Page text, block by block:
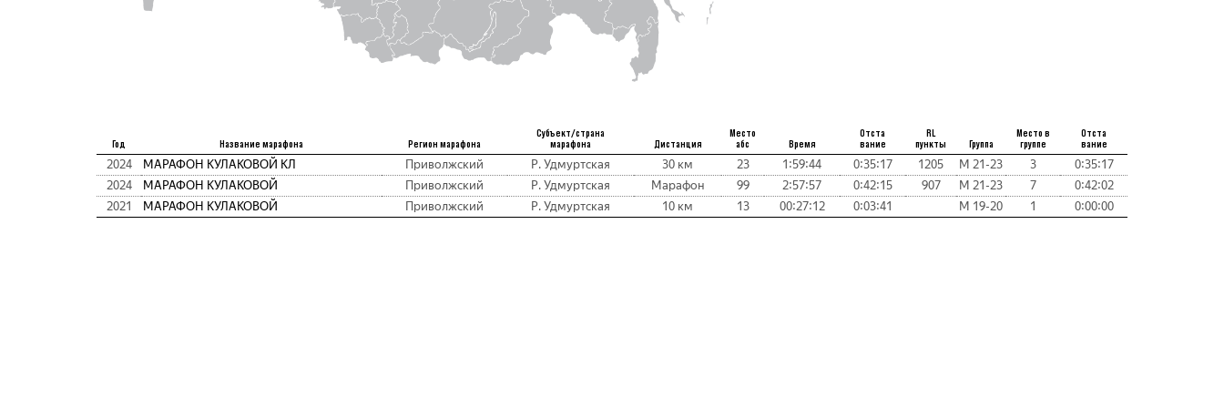
Год Название марафона Регион марафона
Субъект/страна
марафона
Дистанция
Место
абс
Время
Отста
вание
RL
пункты
Группа
Место в
группе
Отста
вание
2024 МАРАФОН КУЛАКОВОЙ КЛ Приволжский Р. Удмуртская 30 км 23 1:59:44 0:35:17 1205 М 21-23 3
0:35:17
2024
МАРАФОН КУЛАКОВОЙ Приволжский Р. Удмуртская Марафон 99 2:57:57 0:42:15 907 М 21-23 7
0:42:02
2021
МАРАФОН КУЛАКОВОЙ Приволжский Р. Удмуртская 10 км 13 00:27:12 0:03:41 М 19-20 1 0:00:00